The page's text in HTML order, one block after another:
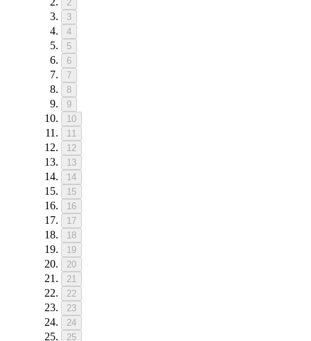
2
3
4
5
6
7
8
9
10
11
12
13
14
15
16
17
18
19
20
21
22
23
24
25